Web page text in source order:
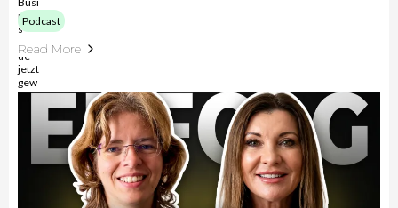
Podcast
Read More